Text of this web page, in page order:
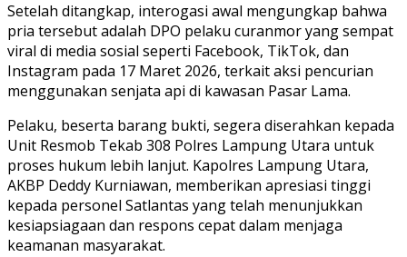
Setelah ditangkap, interogasi awal mengungkap bahwa
pria tersebut adalah DPO pelaku curanmor yang sempat
viral di media sosial seperti Facebook, TikTok, dan
Instagram pada 17 Maret 2026, terkait aksi pencurian
menggunakan senjata api di kawasan Pasar Lama.
Pelaku, beserta barang bukti, segera diserahkan kepada
Unit Resmob Tekab 308 Polres Lampung Utara untuk
proses hukum lebih lanjut. Kapolres Lampung Utara,
AKBP Deddy Kurniawan, memberikan apresiasi tinggi
kepada personel Satlantas yang telah menunjukkan
kesiapsiagaan dan respons cepat dalam menjaga
keamanan masyarakat.